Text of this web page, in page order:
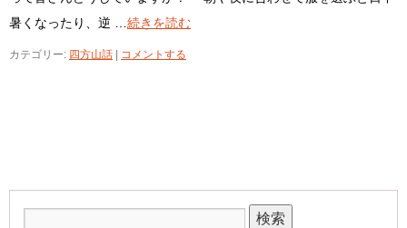
暑くなったり、逆 … 続きを読む
カテゴリー: 四方山話 コメントする